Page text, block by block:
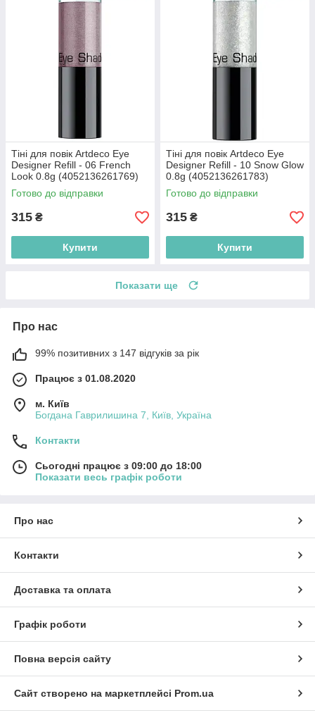
Тіні для повік Artdeco Eye
Designer Refill - 06 French
Look 0.8g (4052136261769)
Готово до відправки
315 ₴
Купити
Тіні для повік Artdeco Eye
Designer Refill - 10 Snow Glow
0.8g (4052136261783)
Готово до відправки
315 ₴
Купити
Показати ще
Про нас
99% позитивних з 147 відгуків за рік
Працює з 01.08.2020
м. Київ
Богдана Гаврилишина 7, Київ, Україна
Контакти
Сьогодні працює з 09:00 до 18:00
Показати весь графік роботи
Про нас
Контакти
Доставка та оплата
Графік роботи
Повна версія сайту
Сайт створено на маркетплейсі Prom.ua